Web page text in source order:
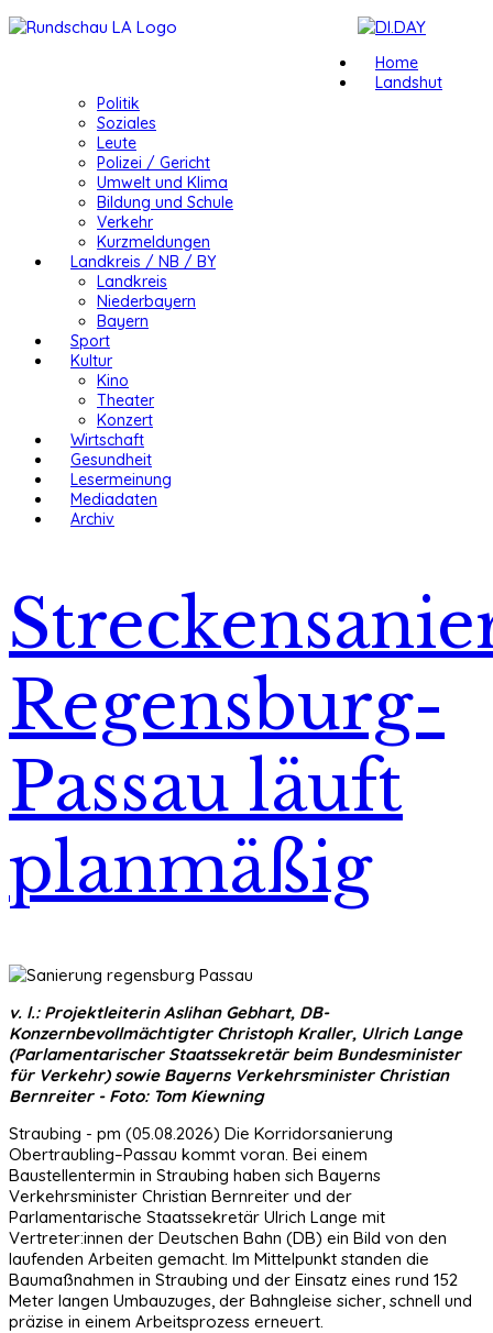
Home
Landshut
Politik
Soziales
Leute
Polizei / Gericht
Umwelt und Klima
Bildung und Schule
Verkehr
Kurzmeldungen
Landkreis / NB / BY
Landkreis
Niederbayern
Bayern
Sport
Kultur
Kino
Theater
Konzert
Wirtschaft
Gesundheit
Lesermeinung
Mediadaten
Archiv
Regensburg-
Passau läuft
planmäßig
v. l.: Projektleiterin Aslihan Gebhart, DB-
Konzernbevollmächtigter Christoph Kraller, Ulrich Lange
(Parlamentarischer Staatssekretär beim Bundesminister
für Verkehr) sowie Bayerns Verkehrsminister Christian
Bernreiter - Foto: Tom Kiewning
Straubing - pm (05.08.2026) Die Korridorsanierung
Obertraubling–Passau kommt voran. Bei einem
Baustellentermin in Straubing haben sich Bayerns
Verkehrsminister Christian Bernreiter und der
Parlamentarische Staatssekretär Ulrich Lange mit
Vertreter:innen der Deutschen Bahn (DB) ein Bild von den
laufenden Arbeiten gemacht. Im Mittelpunkt standen die
Baumaßnahmen in Straubing und der Einsatz eines rund 152
Meter langen Umbauzuges, der Bahngleise sicher, schnell und
präzise in einem Arbeitsprozess erneuert.